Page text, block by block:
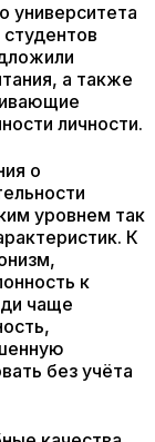
университета
а также
личности.
о
уровнем так
К
к
чаще
без учёта